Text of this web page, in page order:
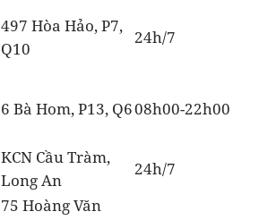
497 Hòa Hảo, P7,
Q10
24h/7
6 Bà Hom, P13, Q608h00-22h00
KCN Cầu Tràm,
Long An
24h/7
75 Hoàng Văn